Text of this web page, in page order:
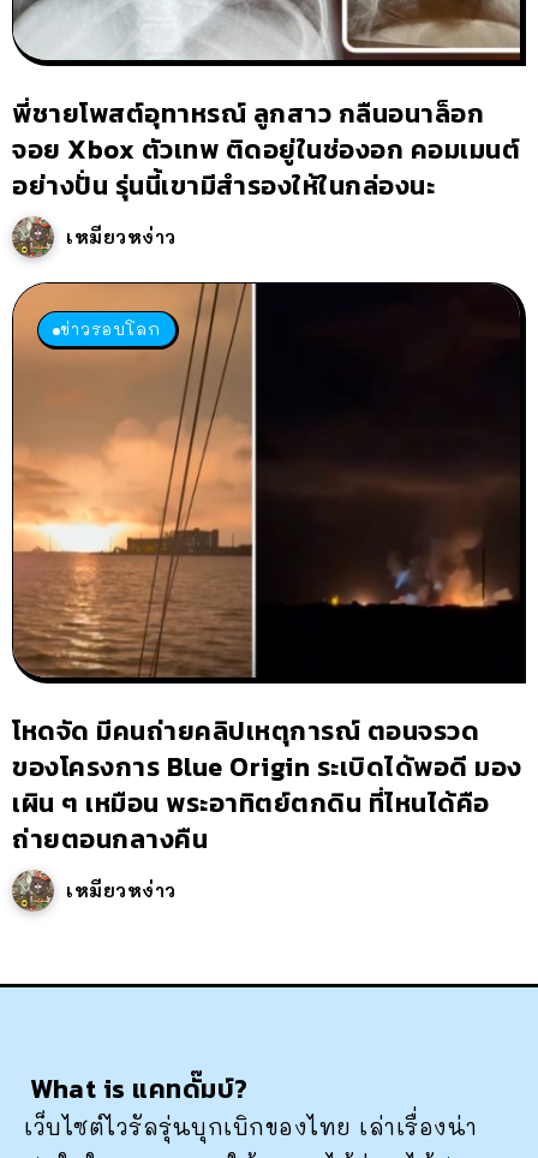
พี่ชายโพสต์อุทาหรณ์ ลูกสาว กลืนอนาล็อก
จอย Xbox ตัวเทพ ติดอยู่ในช่องอก คอมเมนต์
อย่างปั่น รุ่นนี้เขามีสำรองให้ในกล่องนะ
เหมียวหง่าว
ข่าวรอบโลก
โหดจัด มีคนถ่ายคลิปเหตุการณ์ ตอนจรวด
ของโครงการ Blue Origin ระเบิดได้พอดี มอง
เผิน ๆ เหมือน พระอาทิตย์ตกดิน ที่ไหนได้คือ
ถ่ายตอนกลางคืน
เหมียวหง่าว
What is แคทดั๊มบ์?
เว็บไซต์ไวรัลรุ่นบุกเบิกของไทย เล่าเรื่องน่า